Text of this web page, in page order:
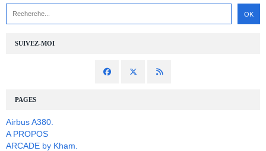
SUIVEZ-MOI
PAGES
Airbus A380.
A PROPOS
ARCADE by Kham.